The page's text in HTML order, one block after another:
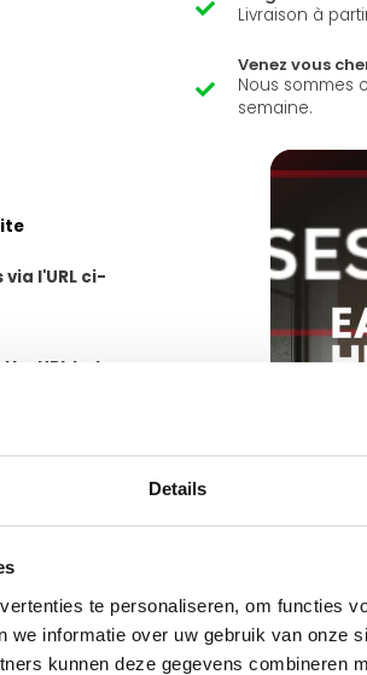
Details
te personaliseren, om functies
we informatie over uw gebruik van onze
kunnen deze gegevens combineren
l'URL ci-
URL below::
Livraison à
Venez vous
Nous sommes
semaine.